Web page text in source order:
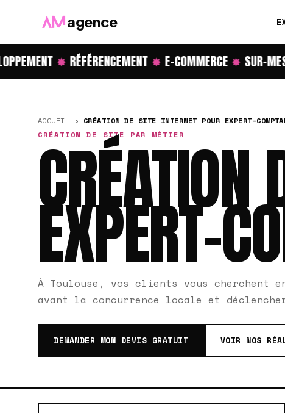
agence
✸RÉFÉRENCEMENT✸E-COMMERCE✸SUR-
ACCUEIL › CRÉATION DE SITE INTERNET POUR EXPERT-
CRÉATION DE SITE PAR MÉTIER
CRÉATION
EXPERT-
À Toulouse, vos clients vous
avant la concurrence locale et
DEMANDER MON DEVIS GRATUIT VOIR NOS